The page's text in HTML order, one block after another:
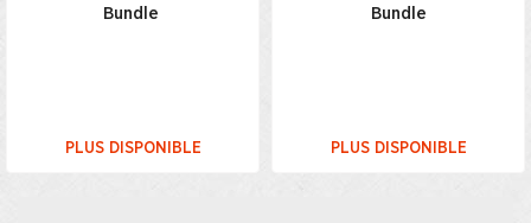
Bundle
PLUS DISPONIBLE
Bundle
PLUS DISPONIBLE